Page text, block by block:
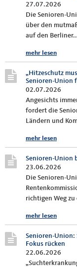
27.07.2026
Die Senioren-
über den
auf den
mehr lesen
„Hitzeschutz
Senioren-Union
02.07.2026
Angesichts
fordert die
Ländern und
mehr lesen
Senioren-Union
23.06.2026
Die Senioren-
richtigen Weg zu
mehr lesen
Senioren-Union:
Fokus rücken
22.06.2026